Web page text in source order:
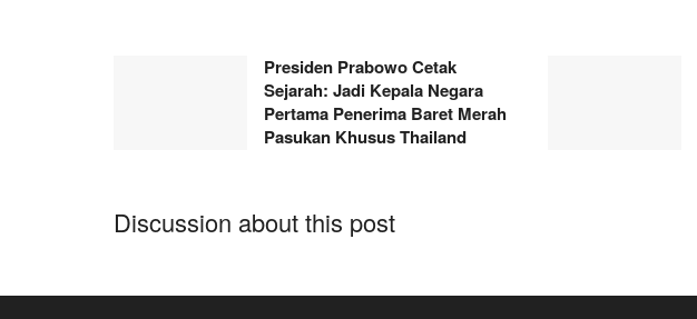
Presiden Prabowo Cetak
Sejarah: Jadi Kepala Negara
Pertama Penerima Baret Merah
Pasukan Khusus Thailand
Discussion about this post